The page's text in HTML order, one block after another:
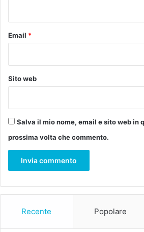
c
i
a
i
o
n
T
e
r
a
i
a
r
e
l
e
r
a
r
2
0
n
n
s
u
l
l
Email *
Sito web
Salva il mio nome, email e sito web in
prossima volta che commento.
Recente Popolare